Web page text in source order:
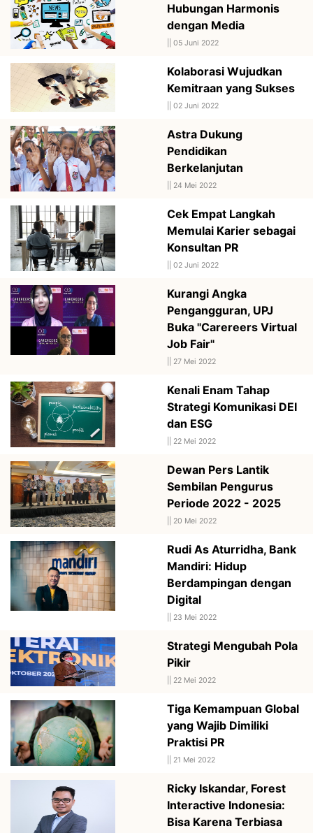
Hubungan Harmonis
dengan Media
05 Juni 2022
Kolaborasi Wujudkan
Kemitraan yang Sukses
02 Juni 2022
Astra Dukung
Pendidikan
Berkelanjutan
24 Mei 2022
Cek Empat Langkah
Memulai Karier sebagai
Konsultan PR
02 Juni 2022
Kurangi Angka
Pengangguran, UPJ
Buka "Carereers Virtual
Job Fair"
27 Mei 2022
Kenali Enam Tahap
Strategi Komunikasi DEI
dan ESG
22 Mei 2022
Dewan Pers Lantik
Sembilan Pengurus
Periode 2022 - 2025
20 Mei 2022
Rudi As Aturridha, Bank
Mandiri: Hidup
Berdampingan dengan
Digital
23 Mei 2022
Strategi Mengubah Pola
Pikir
22 Mei 2022
Tiga Kemampuan Global
yang Wajib Dimiliki
Praktisi PR
21 Mei 2022
Ricky Iskandar, Forest
Interactive Indonesia:
Bisa Karena Terbiasa